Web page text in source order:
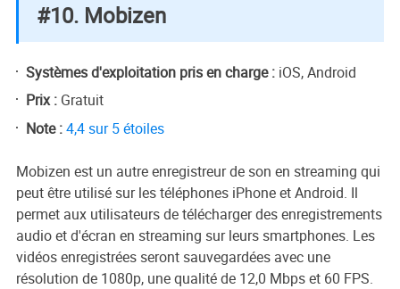
#10. Mobizen
Systèmes d'exploitation pris en charge : iOS, Android
Prix : Gratuit
Note :4,4 sur 5 étoiles
Mobizen est un autre enregistreur de son en streaming qui
peut être utilisé sur les téléphones iPhone et Android. Il
permet aux utilisateurs de télécharger des enregistrements
audio et d'écran en streaming sur leurs smartphones. Les
vidéos enregistrées seront sauvegardées avec une
résolution de 1080p, une qualité de 12,0 Mbps et 60 FPS.